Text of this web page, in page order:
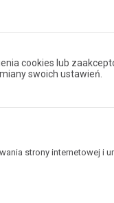
cookies lub
swoich ustawień.
strony internetowej i
formularzy. Dzięki